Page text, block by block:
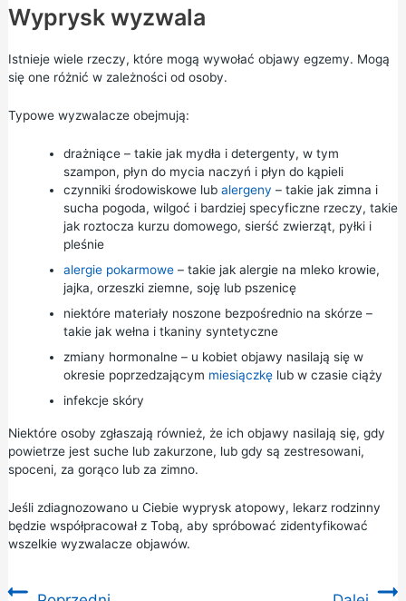
Wyprysk wyzwala
Istnieje wiele rzeczy, które mogą wywołać objawy egzemy. Mogą
się one różnić w zależności od osoby.
Typowe wyzwalacze obejmują:
drażniące – takie jak mydła i detergenty, w tym
szampon, płyn do mycia naczyń i płyn do kąpieli
czynniki środowiskowe lub alergeny – takie jak zimna i
sucha pogoda, wilgoć i bardziej specyficzne rzeczy, takie
jak roztocza kurzu domowego, sierść zwierząt, pyłki i
pleśnie
alergie pokarmowe– takie jak alergie na mleko krowie,
jajka, orzeszki ziemne, soję lub pszenicę
niektóre materiały noszone bezpośrednio na skórze –
takie jak wełna i tkaniny syntetyczne
zmiany hormonalne – u kobiet objawy nasilają się w
okresie poprzedzającym miesiączkęlub w czasie ciąży
infekcje skóry
Niektóre osoby zgłaszają również, że ich objawy nasilają się, gdy
powietrze jest suche lub zakurzone, lub gdy są zestresowani,
spoceni, za gorąco lub za zimno.
Jeśli zdiagnozowano u Ciebie wyprysk atopowy, lekarz rodzinny
będzie współpracował z Tobą, aby spróbować zidentyfikować
wszelkie wyzwalacze objawów.